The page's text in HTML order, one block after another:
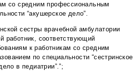
со средним профессиональным
“акушерское дело”.
сестры врачебной амбулатории
работник, соответствующий
к работникам со средним
по специальности “сестринское
в педиатрии”.”;